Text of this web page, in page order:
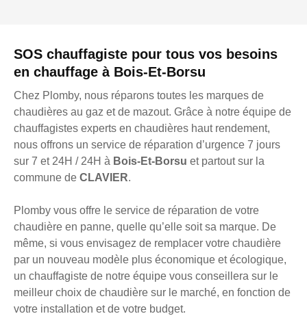
SOS chauffagiste pour tous vos besoins
en chauffage à Bois-Et-Borsu
Chez Plomby, nous réparons toutes les marques de
chaudières au gaz et de mazout. Grâce à notre équipe de
chauffagistes experts en chaudières haut rendement,
nous offrons un service de réparation d’urgence 7 jours
sur 7 et 24H / 24H à Bois-Et-Borsu et partout sur la
commune de CLAVIER.
Plomby vous offre le service de réparation de votre
chaudière en panne, quelle qu’elle soit sa marque. De
même, si vous envisagez de remplacer votre chaudière
par un nouveau modèle plus économique et écologique,
un chauffagiste de notre équipe vous conseillera sur le
meilleur choix de chaudière sur le marché, en fonction de
votre installation et de votre budget.